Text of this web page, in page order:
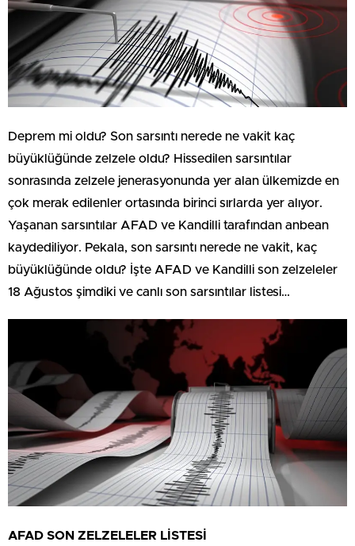
Deprem mi oldu? Son sarsıntı nerede ne vakit kaç
büyüklüğünde zelzele oldu? Hissedilen sarsıntılar
sonrasında zelzele jenerasyonunda yer alan ülkemizde en
çok merak edilenler ortasında birinci sırlarda yer alıyor.
Yaşanan sarsıntılar AFAD ve Kandilli tarafından anbean
kaydediliyor. Pekala, son sarsıntı nerede ne vakit, kaç
büyüklüğünde oldu? İşte AFAD ve Kandilli son zelzeleler
18 Ağustos şimdiki ve canlı son sarsıntılar listesi…
AFAD SON ZELZELELER LİSTESİ